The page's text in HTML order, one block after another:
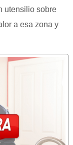
utensilio sobre
a esa zona y